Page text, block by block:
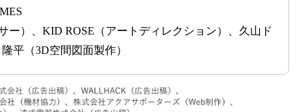
、KID ROSE（アートディレクション）、久山ド
平（3D空間図面製作）